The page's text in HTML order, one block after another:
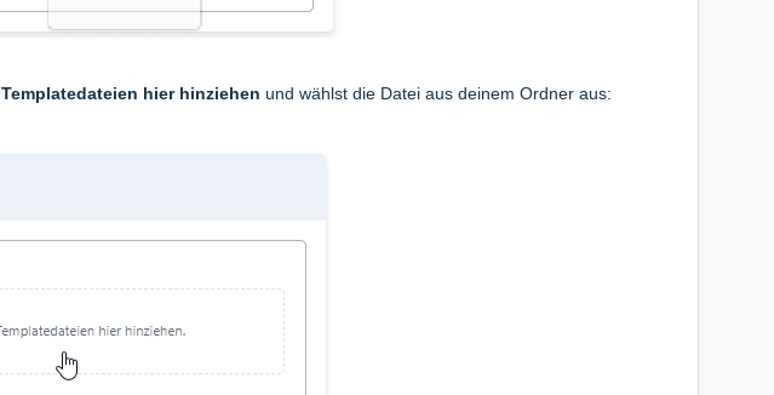
Templatedateien hier hinziehen und wählst die Datei aus deinem Ordner aus: